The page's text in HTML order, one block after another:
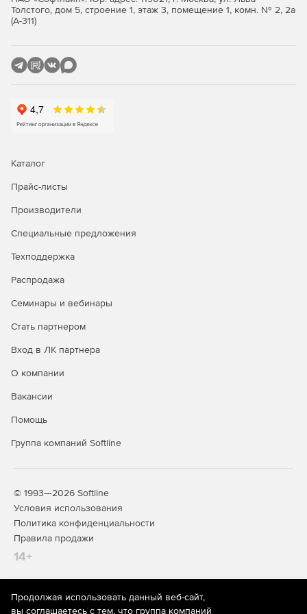
Вместе с ALD Pro обычно приобретают
Edition
Толстого, дом 5, строение 1, этаж 3, помещение 1, комн. № 2, 2а
(А-311)
Каталог
Прайс-листы
Производители
Специальные предложения
Техподдержка
Распродажа
Семинары и вебинары
Стать партнером
Вход в ЛК партнера
О компании
Вакансии
Помощь
Группа компаний Softline
© 1993—2026 Softline
Условия использования
Политика конфиденциальности
Правила продажи
14+
На информационном ресурсе store.softline.ru применяются
Продолжая использовать данный веб-сайт,
вы соглашаетесь с тем, что группа компаний